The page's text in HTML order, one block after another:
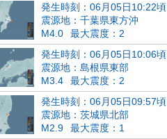
発生時刻：06月05日10:22頃
震源地：千葉県東方沖
M4.0
最大震度：2
発生時刻：06月05日10:06頃
震源地：島根県東部
M3.4
最大震度：2
発生時刻：06月05日09:57頃
震源地：茨城県北部
M2.9
最大震度：1